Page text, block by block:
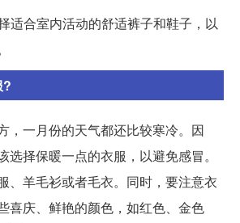
适合室内活动的舒适裤子和鞋子，以
?
，一月份的天气都还比较寒冷。因
选择保暖一点的衣服，以避免感冒。
、羊毛衫或者毛衣。同时，要注意衣
喜庆、鲜艳的颜色，如红色、金色